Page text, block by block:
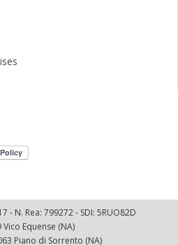
- N. Rea: 799272 - SDI: 5RUO82D
Equense (NA)
Piano di Sorrento (NA)